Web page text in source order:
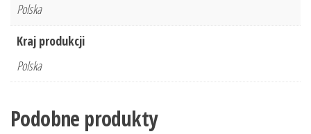
Polska
Kraj produkcji
Polska
Podobne produkty